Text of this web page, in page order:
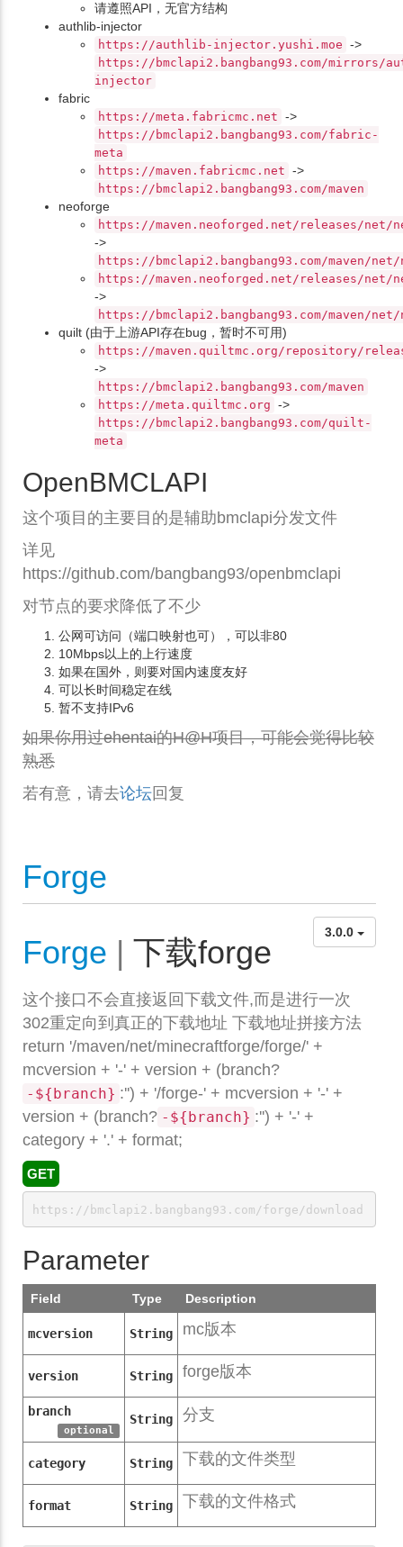
请遵照API，无官方结构
authlib-injector
https://authlib-injector.yushi.moe ->
https://bmclapi2.bangbang93.com/mirrors/
injector
fabric
https://meta.fabricmc.net ->
https://bmclapi2.bangbang93.com/fabric-
meta
https://maven.fabricmc.net ->
https://bmclapi2.bangbang93.com/maven
neoforge
https://maven.neoforged.net/releases/net/
->
https://bmclapi2.bangbang93.com/maven/
https://maven.neoforged.net/releases/net/
->
https://bmclapi2.bangbang93.com/maven/
quilt (由于上游API存在bug，暂时不可用)
https://maven.quiltmc.org/repository/
->
https://bmclapi2.bangbang93.com/maven
https://meta.quiltmc.org ->
https://bmclapi2.bangbang93.com/quilt-
meta
OpenBMCLAPI
这个项目的主要目的是辅助bmclapi分发文件
详见
https://github.com/bangbang93/openbmclapi
对节点的要求降低了不少
公网可访问（端口映射也可），可以非80
10Mbps以上的上行速度
如果在国外，则要对国内速度友好
可以长时间稳定在线
暂不支持IPv6
如果你用过ehentai的H@H项目，可能会觉得比较
熟悉
若有意，请去论坛回复
Forge
Forge | 下载forge
3.0.0
这个接口不会直接返回下载文件,而是进行一次
302重定向到真正的下载地址 下载地址拼接方法
return '/maven/net/minecraftforge/forge/' +
mcversion + '-' + version + (branch?
-${branch} :'') + '/forge-' + mcversion + '-' +
version + (branch? -${branch} :'') + '-' +
category + '.' + format;
GET
https://bmclapi2.bangbang93.com/forge/download
Parameter
Field Type Description
mcversion String mc版本
version String forge版本
branch
optional
String 分支
category String 下载的文件类型
format String 下载的文件格式